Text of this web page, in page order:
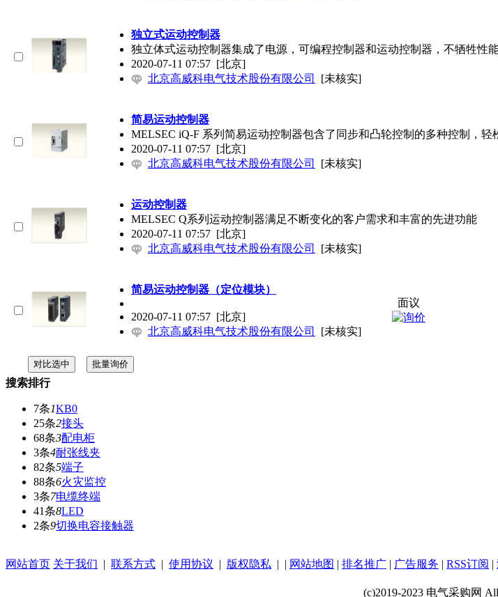
独立式运动控制器
独立体式运动控制器集成了电源，可编程控制器和运动控制器，不牺牲性
2020-07-11 07:57 [北京]
北京高威科电气技术股份有限公司
[未核实]
简易运动控制器
MELSEC iQ-F 系列简易运动控制器包含了同步和凸轮控制的多种控制，轻
2020-07-11 07:57 [北京]
北京高威科电气技术股份有限公司
[未核实]
运动控制器
MELSEC Q系列运动控制器满足不断变化的客户需求和丰富的先进功能
2020-07-11 07:57 [北京]
北京高威科电气技术股份有限公司
[未核实]
简易运动控制器（定位模块）
2020-07-11 07:57 [北京]
北京高威科电气技术股份有限公司
[未核实]
面议
搜索排行
7条1KB0
25条2接头
68条3配电柜
3条4耐张线夹
82条5端子
88条6火灾监控
3条7电缆终端
41条8LED
2条9切换电容接触器
网站首页 关于我们 | 联系方式 | 使用协议 | 版权隐私 | | 网站地图 | 排名推广 | 广告服务 | RSS订阅 |
(c)2019-2023 电气采购网 All